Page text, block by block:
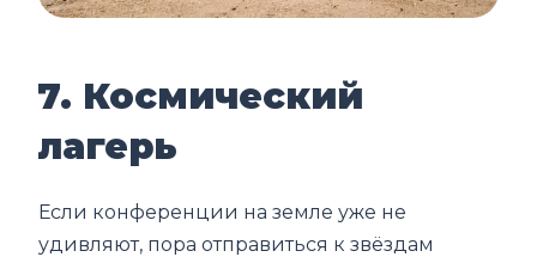
7. Космический
лагерь
Если конференции на земле уже не
удивляют, пора отправиться к звёздам